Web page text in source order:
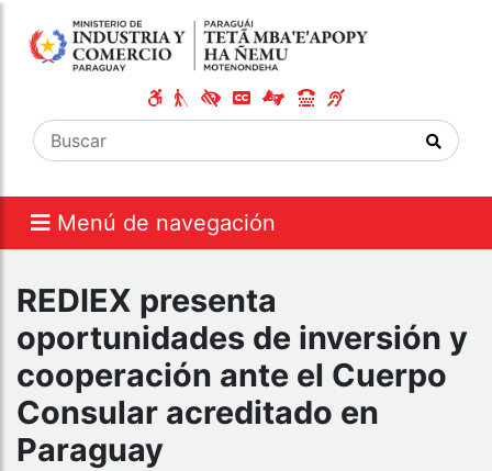
Menú de navegación
REDIEX presenta
oportunidades de inversión y
cooperación ante el Cuerpo
Consular acreditado en
Paraguay